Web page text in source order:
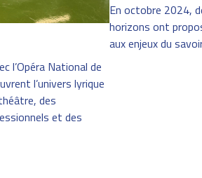
l’Opéra National de
l’univers lyrique
des
et des
En octobre 2024,
horizons ont
aux enjeux du